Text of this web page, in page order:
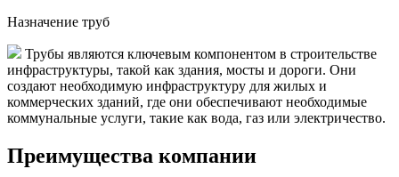
Назначение труб
Трубы являются ключевым компонентом в строительстве
инфраструктуры, такой как здания, мосты и дороги. Они
создают необходимую инфраструктуру для жилых и
коммерческих зданий, где они обеспечивают необходимые
коммунальные услуги, такие как вода, газ или электричество.
Преимущества компании